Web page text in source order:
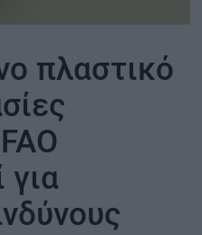
πλαστικό
για